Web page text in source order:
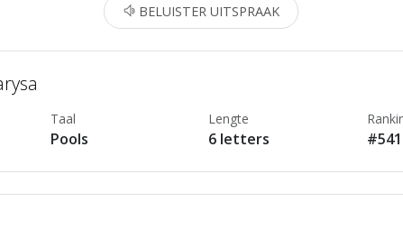
BELUISTER UITSPRAAK
Taal
Pools
Lengte
6 letters